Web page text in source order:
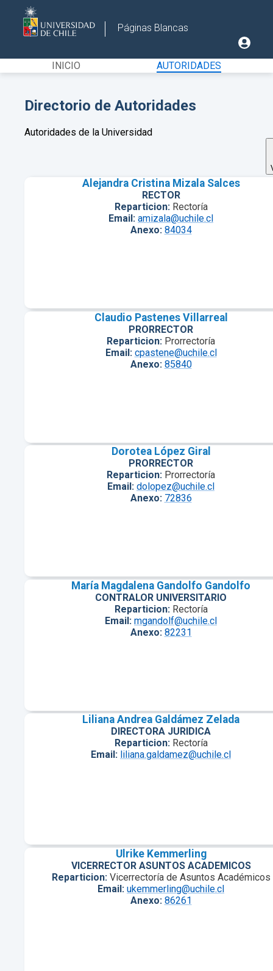
Páginas Blancas
INICIO AUTORIDADES
Directorio de Autoridades
Autoridades de la Universidad
Alejandra Cristina Mizala Salces
RECTOR
Reparticion: Rectoría
Email: amizala@uchile.cl
Anexo: 84034
Claudio Pastenes Villarreal
PRORRECTOR
Reparticion: Prorrectoría
Email: cpastene@uchile.cl
Anexo: 85840
Dorotea López Giral
PRORRECTOR
Reparticion: Prorrectoría
Email: dolopez@uchile.cl
Anexo: 72836
María Magdalena Gandolfo Gandolfo
CONTRALOR UNIVERSITARIO
Reparticion: Rectoría
Email: mgandolf@uchile.cl
Anexo: 82231
Liliana Andrea Galdámez Zelada
DIRECTORA JURIDICA
Reparticion: Rectoría
Email: liliana.galdamez@uchile.cl
Ulrike Kemmerling
VICERRECTOR ASUNTOS ACADEMICOS
Reparticion: Vicerrectoría de Asuntos Académicos
Email: ukemmerling@uchile.cl
Anexo: 86261